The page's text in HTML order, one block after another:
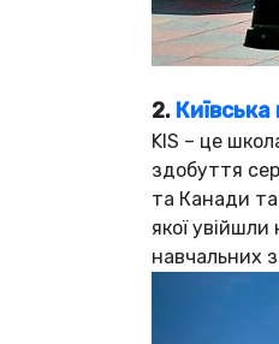
2.
KIS – це
здобуття
та Канади
якої
навчальних